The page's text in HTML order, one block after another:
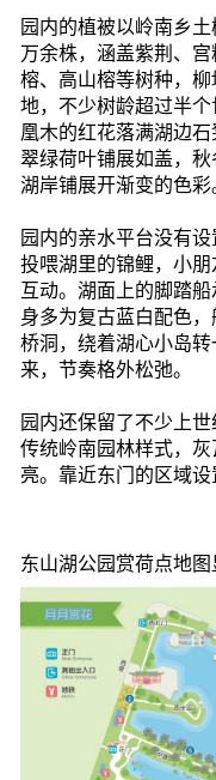
园内的植被以岭南乡
万余株，涵盖紫荆、
榕、高山榕等树种，
地，不少树龄超过半
凰木的红花落满湖边石
翠绿荷叶铺展如盖，
湖岸铺展开渐变的色彩
园内的亲水平台没有
投喂湖里的锦鲤，小
互动。湖面上的脚踏
身多为复古蓝白配色
桥洞，绕着湖心小岛
来，节奏格外松弛。
园内还保留了不少上
传统岭南园林样式，
亮。靠近东门的区域设
东山湖公园赏荷点地图